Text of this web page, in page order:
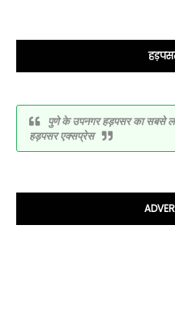
पुणे के उपनगर हड़पसर का सबसे
हड़पसर एक्सप्रेस